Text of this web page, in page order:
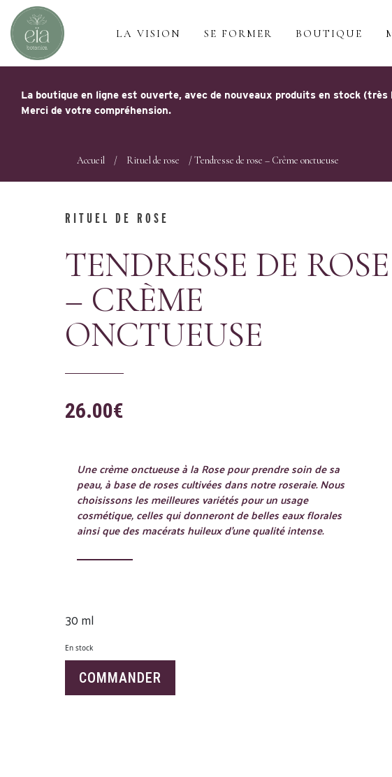
LA VISION SE FORMER BOUTIQUE
La boutique en ligne est ouverte, avec de nouveaux produits en stock
Merci de votre compréhension.
Accueil / Rituel de rose / Tendresse de rose – Crème onctueuse
RITUEL DE ROSE
TENDRESSE DE ROSE
– CRÈME
ONCTUEUSE
26.00€
Une crème onctueuse à la Rose pour prendre soin de sa
peau, à base de roses cultivées dans notre roseraie. Nous
choisissons les meilleures variétés pour un usage
cosmétique, celles qui donneront de belles eaux florales
ainsi que des macérats huileux d’une qualité intense.
30 ml
En stock
COMMANDER